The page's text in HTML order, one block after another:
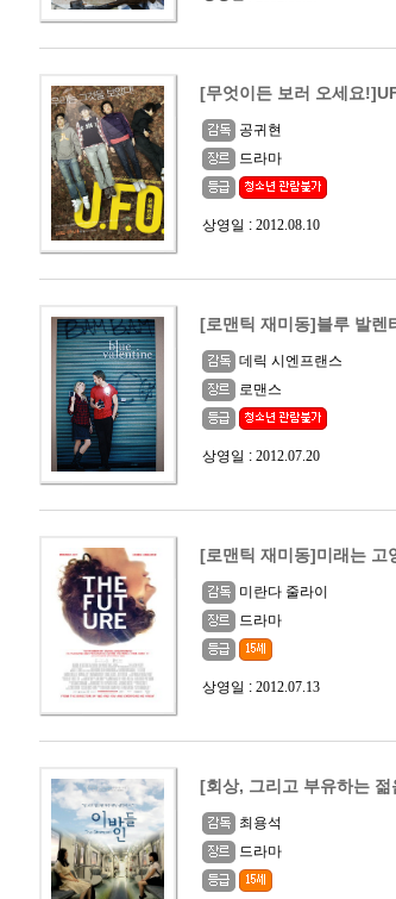
[무엇이든 보러 오세요
공귀현
드라마
상영일 : 2012.08.10
[로맨틱 재미동]블루 발렌
데릭 시엔프랜스
로맨스
상영일 : 2012.07.20
[로맨틱 재미동]미래는 고
미란다 줄라이
드라마
상영일 : 2012.07.13
[회상, 그리고 부유하는
최용석
드라마